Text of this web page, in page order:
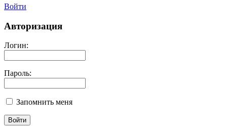
Войти
Авторизация
Логин:
Пароль:
Запомнить меня